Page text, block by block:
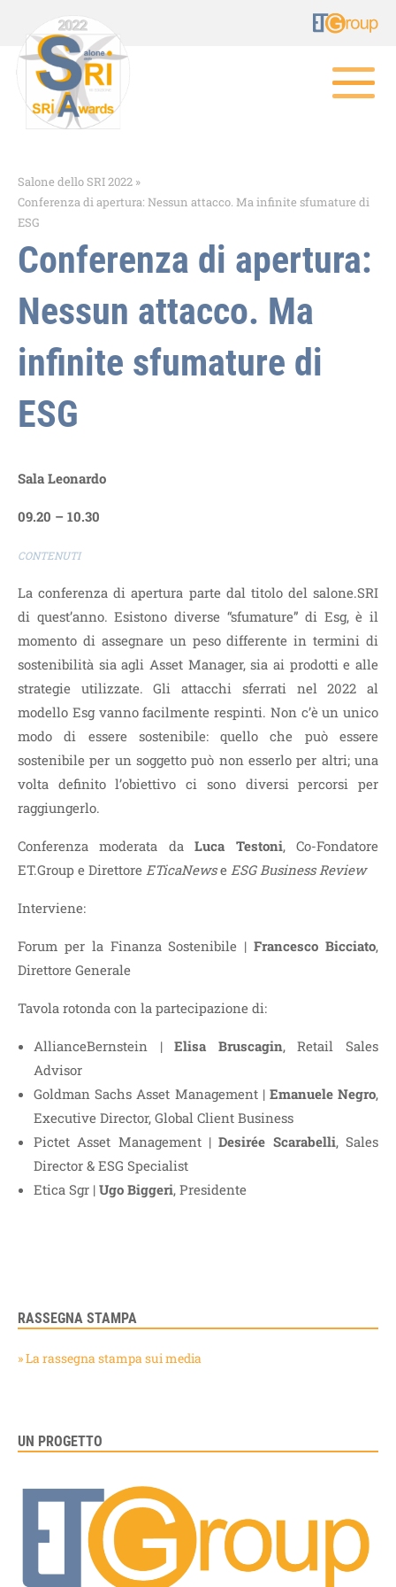
Salone dello SRI 2022 »
Conferenza di apertura: Nessun attacco. Ma infinite sfumature di
ESG
Conferenza di apertura:
Nessun attacco. Ma
infinite sfumature di
ESG
Sala Leonardo
09.20 – 10.30
CONTENUTI
La conferenza di apertura parte dal titolo del salone.SRI
di quest’anno. Esistono diverse “sfumature” di Esg, è il
momento di assegnare un peso differente in termini di
sostenibilità sia agli Asset Manager, sia ai prodotti e alle
strategie utilizzate. Gli attacchi sferrati nel 2022 al
modello Esg vanno facilmente respinti. Non c’è un unico
modo di essere sostenibile: quello che può essere
sostenibile per un soggetto può non esserlo per altri; una
volta definito l’obiettivo ci sono diversi percorsi per
raggiungerlo.
Conferenza moderata daLuca Testoni, Co-Fondatore
ET.Group e Direttore ETicaNewse ESG Business Review
Interviene:
Forum per la Finanza Sostenibile |Francesco Bicciato,
Direttore Generale
Tavola rotonda con la partecipazione di:
AllianceBernstein |Elisa Bruscagin, Retail Sales
Advisor
Goldman Sachs Asset Management | Emanuele Negro,
Executive Director, Global Client Business
Pictet Asset Management |Desirée Scarabelli, Sales
Director & ESG Specialist
Etica Sgr | Ugo Biggeri, Presidente
RASSEGNA STAMPA
» La rassegna stampa sui media
UN PROGETTO